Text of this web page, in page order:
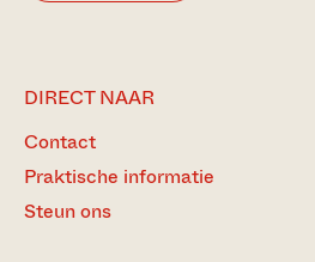
DIRECT NAAR
Contact
Praktische informatie
Steun ons